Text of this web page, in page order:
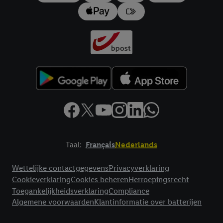
Taal: FrançaisNederlands
Wettelijke contactgegevensPrivacyverklaring
CookieverklaringCookies beherenHerroepingsrecht
ToegankelijkheidsverklaringCompliance
Algemene voorwaardenKlantinformatie over batterijen